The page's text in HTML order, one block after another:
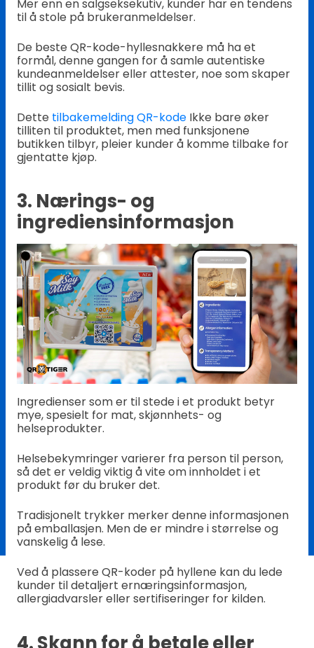
Mer enn en salgseksekutiv, kunder har en tendens
til å stole på brukeranmeldelser.
De beste QR-kode-hyllesnakkere må ha et
formål, denne gangen for å samle autentiske
kundeanmeldelser eller attester, noe som skaper
tillit og sosialt bevis.
Dette tilbakemelding QR-kode Ikke bare øker
tilliten til produktet, men med funksjonene
butikken tilbyr, pleier kunder å komme tilbake for
gjentatte kjøp.
3. Nærings- og
ingrediensinformasjon
Ingredienser som er til stede i et produkt betyr
mye, spesielt for mat, skjønnhets- og
helseprodukter.
Helsebekymringer varierer fra person til person,
så det er veldig viktig å vite om innholdet i et
produkt før du bruker det.
Tradisjonelt trykker merker denne informasjonen
på emballasjen. Men de er mindre i størrelse og
vanskelig å lese.
Ved å plassere QR-koder på hyllene kan du lede
kunder til detaljert ernæringsinformasjon,
allergiadvarsler eller sertifiseringer for kilden.